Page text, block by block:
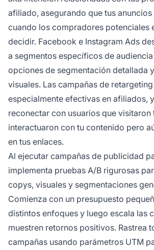
afiliado, asegurando que tus
cuando los compradores potenciales
decidir. Facebook e Instagram Ads
a segmentos específicos de
opciones de segmentación detallada
visuales. Las campañas de
especialmente efectivas en afiliados,
reconectar con usuarios que visitaron
interactuaron con tu contenido pero
en tus enlaces.
Al ejecutar campañas de publicidad
implementa pruebas A/B rigurosas
copys, visuales y segmentaciones
Comienza con un presupuesto
distintos enfoques y luego escala las
muestren retornos positivos. Rastrea
campañas usando parámetros UTM